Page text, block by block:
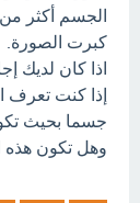
الجسم أكثر من
كبرت الصورة.
اذا كان لديك
إذا كنت تعرف
جسما بحيث
وهل تكون هذه